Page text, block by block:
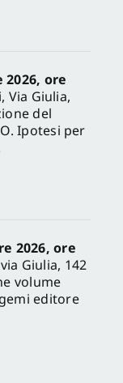
ore
Via Giulia,
del
Ipotesi per
2026, ore
Giulia, 142
volume
editore